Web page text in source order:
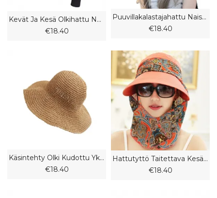
Kevät Ja Kesä Olkihattu Naisten Merenrantaloma Lampunvarjostin Pattihattu
€18.40
Puuvillakalastajahattu Naisten Kevään Ja Syksyn Yksivärinen Pesuallashattu Kesäpeite Kasvot Ämpärihattu
€18.40
Käsintehty Olki Kudottu Yksivärinen Virkattu Olkihattu Kesäinen Iso Räystäs Aurinkovarjo Hattu Muoti Rento Kalastajan Naaras
€18.40
Hattutyttö Taitettava Kesäinen Ulkopyöräilynaama Aurinkohattu
€18.40